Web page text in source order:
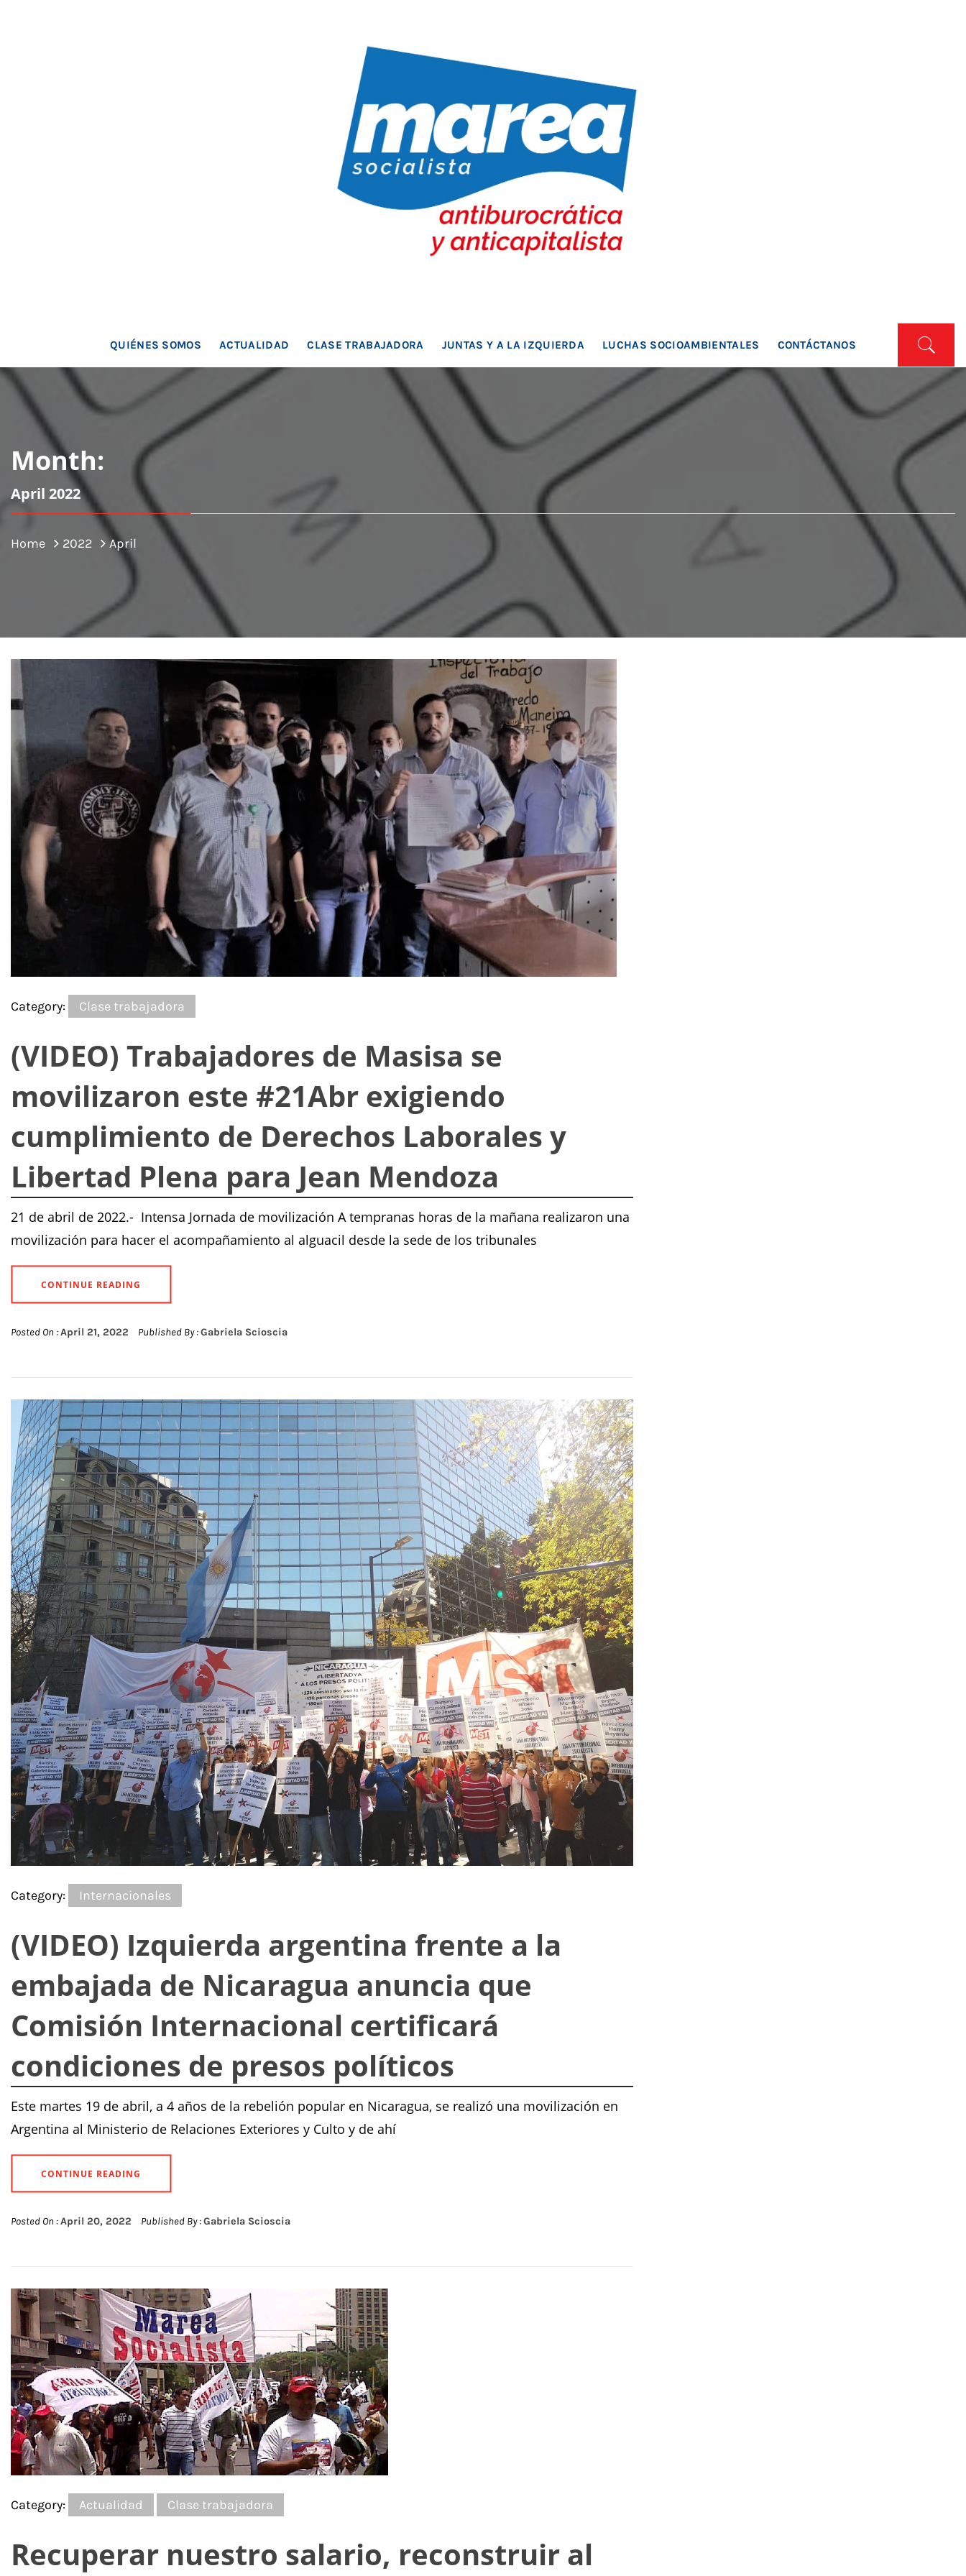
MAREA SOCIALISTA
QUIÉNES SOMOS ACTUALIDAD CLASE TRABAJADORA JUNTAS Y A LA IZQUIERDA LUCHAS SOCIOAMBIENTALES CONTÁCTANOS
Month:
April 2022
Home 2022 April
Category: Clase trabajadora
(VIDEO) Trabajadores de Masisa se
movilizaron este #21Abr exigiendo
cumplimiento de Derechos Laborales y
Libertad Plena para Jean Mendoza
21 de abril de 2022.- Intensa Jornada de movilización A tempranas horas de la mañana realizaron una
movilización para hacer el acompañamiento al alguacil desde la sede de los tribunales
CONTINUE READING
Posted On :April 21, 2022 Published By :Gabriela Scioscia
Category: Internacionales
(VIDEO) Izquierda argentina frente a la
embajada de Nicaragua anuncia que
Comisión Internacional certificará
condiciones de presos políticos
Este martes 19 de abril, a 4 años de la rebelión popular en Nicaragua, se realizó una movilización en
Argentina al Ministerio de Relaciones Exteriores y Culto y de ahí
CONTINUE READING
Posted On :April 20, 2022 Published By :Gabriela Scioscia
Category: Actualidad Clase trabajadora
Recuperar nuestro salario, reconstruir al